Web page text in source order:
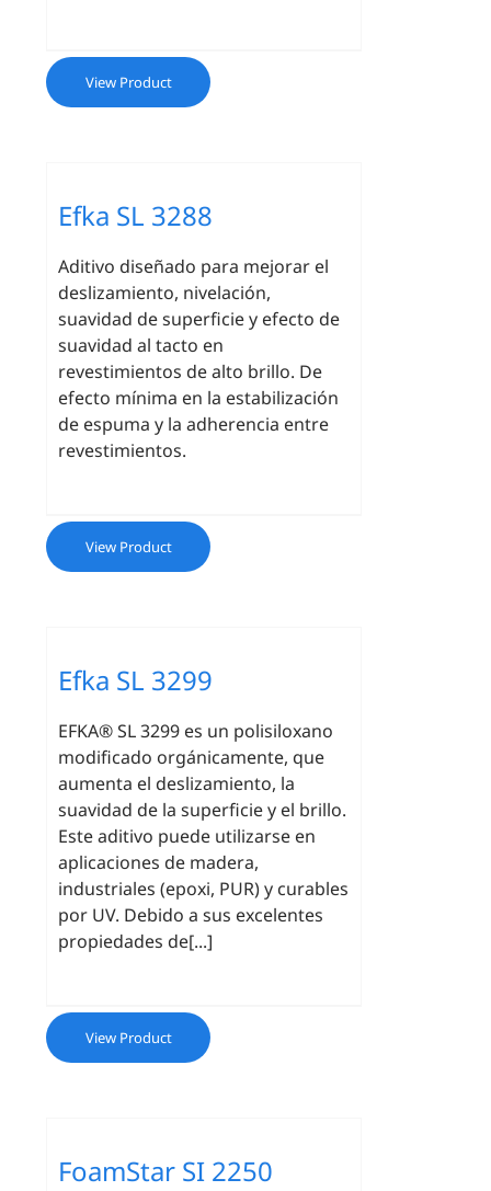
View Product
Efka SL 3288
Aditivo diseñado para mejorar el
deslizamiento, nivelación,
suavidad de superficie y efecto de
suavidad al tacto en
revestimientos de alto brillo. De
efecto mínima en la estabilización
de espuma y la adherencia entre
revestimientos.
View Product
Efka SL 3299
EFKA® SL 3299 es un polisiloxano
modificado orgánicamente, que
aumenta el deslizamiento, la
suavidad de la superficie y el brillo.
Este aditivo puede utilizarse en
aplicaciones de madera,
industriales (epoxi, PUR) y curables
por UV. Debido a sus excelentes
propiedades de[...]
View Product
FoamStar SI 2250